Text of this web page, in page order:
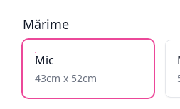
Mărime
Mic
43cm x 52cm